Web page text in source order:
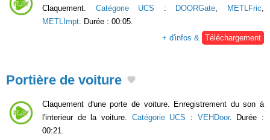
Claquement. Catégorie UCS : DOORGate METLFric
METLImpt . Durée : 00:05.
+ d'infos &
Téléchargement
Portière de voiture
Claquement d'une porte de voiture. Enregistrement du son à
l'interieur de la voiture. Catégorie UCS : VEHDoor. Durée :
00:21.